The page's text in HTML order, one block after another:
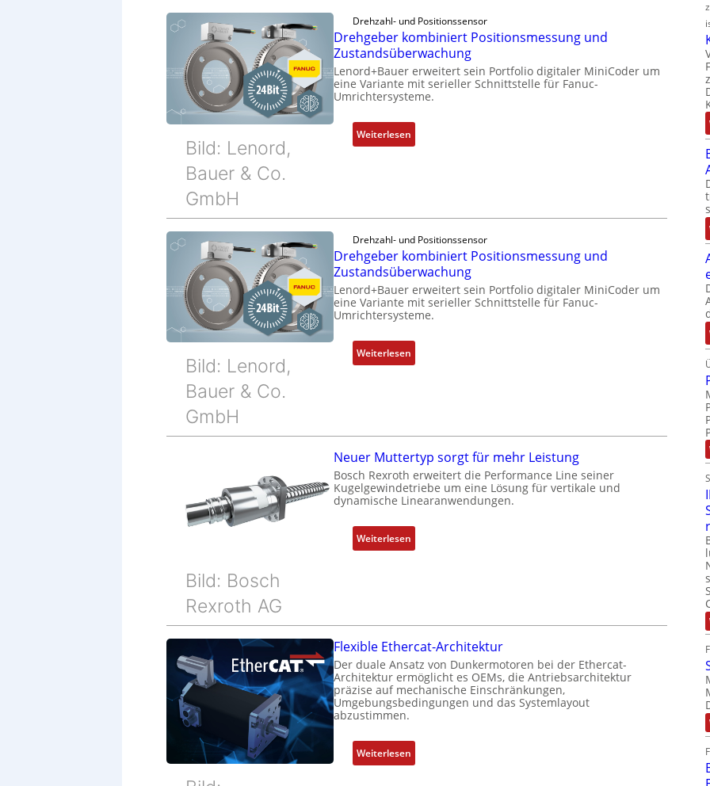
Bild: Lenord,
Bauer & Co.
GmbH
Drehzahl- und Positionssensor
Drehgeber kombiniert Positionsmessung und
Zustandsüberwachung
Lenord+Bauer erweitert sein Portfolio digitaler MiniCoder um
eine Variante mit serieller Schnittstelle für Fanuc-
Umrichtersysteme.
Weiterlesen:
D
g
e
e
k
o
b
i
r
P
o
s
i
s
s
u
n
n
d
Bild: Lenord,
Bauer & Co.
GmbH
Drehzahl- und Positionssensor
Drehgeber kombiniert Positionsmessung und
Zustandsüberwachung
Lenord+Bauer erweitert sein Portfolio digitaler MiniCoder um
eine Variante mit serieller Schnittstelle für Fanuc-
Umrichtersysteme.
Weiterlesen:
D
g
e
e
r
o
m
r
t
P
o
t
i
Bild: Bosch
Rexroth AG
Neuer Muttertyp sorgt für mehr Leistung
Bosch Rexroth erweitert die Performance Line seiner
Kugelgewindetriebe um eine Lösung für vertikale und
dynamische Linearanwendungen.
Weiterlesen:
N
u
t
t
e
y
Flexible Ethercat-Architektur
Der duale Ansatz von Dunkermotoren bei der Ethercat-
Architektur ermöglicht es OEMs, die Antriebsarchitektur
präzise auf mechanische Einschränkungen,
Umgebungsbedingungen und das Systemlayout
abzustimmen.
Weiterlesen:
F